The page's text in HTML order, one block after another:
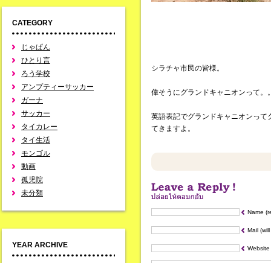
CATEGORY
じゃぱん
ひとり言
ろう学校
アンプティーサッカー
ガーナ
サッカー
タイカレー
タイ生活
モンゴル
動画
孤児院
未分類
YEAR ARCHIVE
シラチャ市民の皆様。
偉そうにグランドキャニオンって。
英語表記でグランドキャニオンっ
てきますよ。
Name
Mail
Website